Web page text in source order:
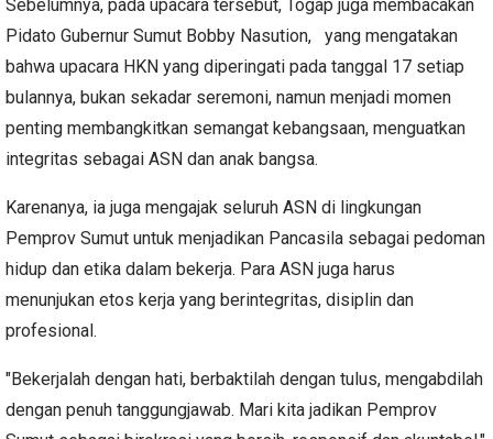
Sebelumnya, pada upacara tersebut, Togap juga membacakan
Pidato Gubernur Sumut Bobby Nasution, yang mengatakan
bahwa upacara HKN yang diperingati pada tanggal 17 setiap
bulannya, bukan sekadar seremoni, namun menjadi momen
penting membangkitkan semangat kebangsaan, menguatkan
integritas sebagai ASN dan anak bangsa.
Karenanya, ia juga mengajak seluruh ASN di lingkungan
Pemprov Sumut untuk menjadikan Pancasila sebagai pedoman
hidup dan etika dalam bekerja. Para ASN juga harus
menunjukan etos kerja yang berintegritas, disiplin dan
profesional.
"Bekerjalah dengan hati, berbaktilah dengan tulus, mengabdilah
dengan penuh tanggungjawab. Mari kita jadikan Pemprov